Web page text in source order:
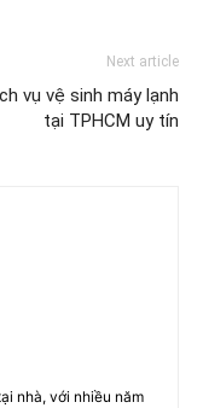
Next article
vụ vệ sinh máy lạnh
tại TPHCM uy tín
nhà, với nhiều năm